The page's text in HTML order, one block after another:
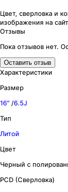
Цвет, сверловка и
изображения на
Отзывы
Пока отзывов нет.
Оставить отзыв
Характеристики
Размер
16″ /6.5J
Тип
Литой
Цвет
Черный с
PCD (Сверловка)